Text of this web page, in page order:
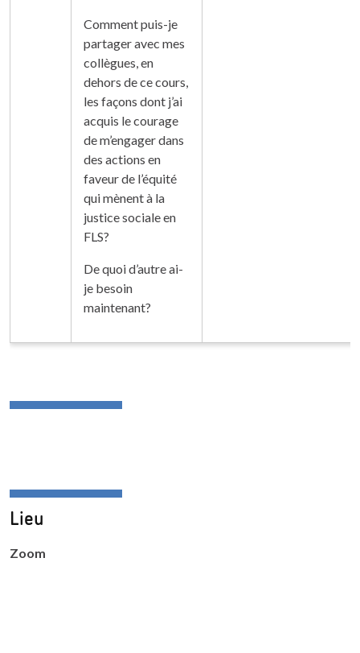
Comment puis-je
partager avec mes
collègues, en
dehors de ce cours,
les façons dont j’ai
acquis le courage
de m’engager dans
des actions en
faveur de l’équité
qui mènent à la
justice sociale en
FLS?
De quoi d’autre ai-
je besoin
maintenant?
Lieu
Zoom